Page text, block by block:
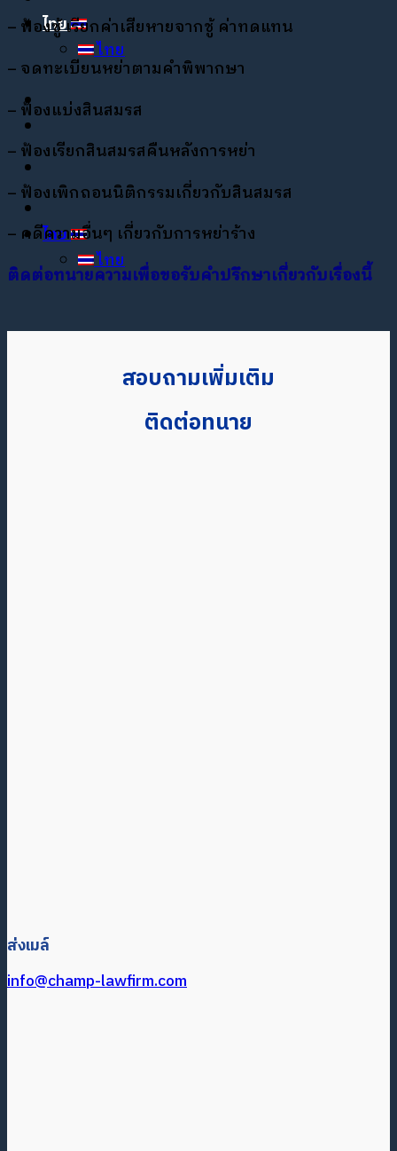
ไทย
ไทย
ไทย
ไทย
– ฟ้องชู้ เรียกค่าเสียหายจากชู้ ค่าทดแทน
– จดทะเบียนหย่าตามคำพิพากษา
– ฟ้องแบ่งสินสมรส
– ฟ้องเรียกสินสมรสคืนหลังการหย่า
– ฟ้องเพิกถอนนิติกรรมเกี่ยวกับสินสมรส
– คดีความอื่นๆ เกี่ยวกับการหย่าร้าง
ติดต่อทนายความเพื่อขอรับคำปรึกษาเกี่ยวกับเรื่องนี้
สอบถามเพิ่มเติม
ติดต่อทนาย
ส่งเมล์
info@champ-lawfirm.com